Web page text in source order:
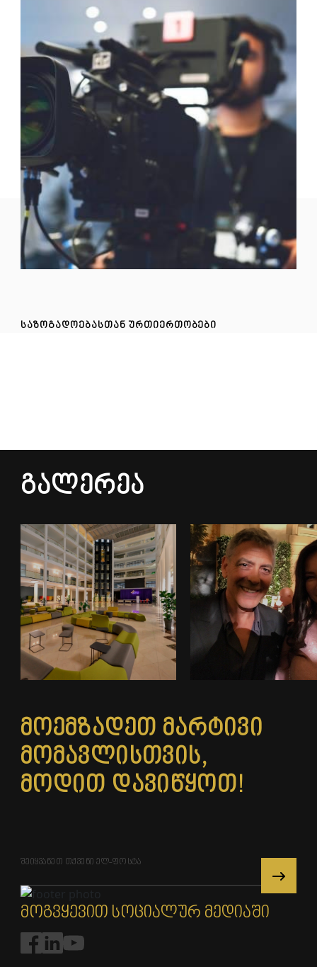
ᲡᲐᲖᲝᲒᲐᲓᲝᲔᲑᲐᲡᲗᲐᲜ ᲣᲠᲗᲘᲔᲠᲗᲝᲑᲔᲑᲘ
Გალერეა
მოგვყევით სოციალურ მედიაში
მოემზადეთ მარტივი
მომავლისთვის,
მოდით დავიწყოთ!